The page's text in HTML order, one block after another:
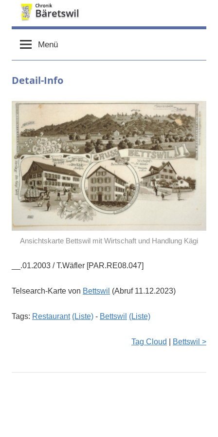
chronik-
baeretswil.ch
baeretswil.ch
Menü
Detail-Info
Ansichtskarte Bettswil mit Wirtschaft und Handlung Kägi
__.01.2003 / T.Wäfler [PAR.RE08.047]
Telsearch-Karte von Bettswil (Abruf 11.12.2023)
Tags: Restaurant (Liste) - Bettswil (Liste)
Tag Cloud Bettswil >